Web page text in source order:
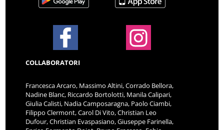
COLLABORATORI
Francesca Arcaro, Massimo Altini, Corrado Bellora,
Nadine Blanc, Riccardo Bortolotti, Manila Calipari,
Giulia Calisti, Nadia Camposaragna, Paolo Ciambi,
Filippo Clermont, Carol Di Vito, Christian Leo
Dufour, Christian Evaspasiano, Giuseppe Farinella,